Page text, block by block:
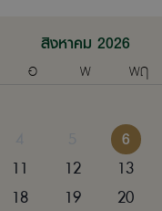
สิงหาคม 2026
อ พ พฤ
6
11 12 13
18 19 20